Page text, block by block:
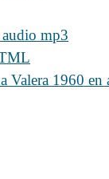
mp3
1960 en